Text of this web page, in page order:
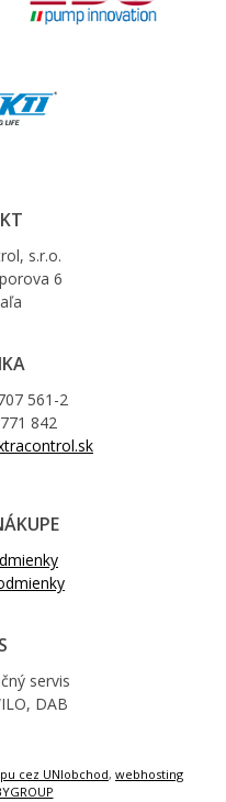
s.r.o.
6
561-2
842
servis
DAB
cez UNIobchod, webhosting